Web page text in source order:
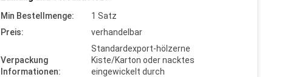
Min Bestellmenge:
1 Satz
Preis:
verhandelbar
Verpackung
Informationen:
Standardexport-hölzerne
Kiste/Karton oder nacktes
eingewickelt durch